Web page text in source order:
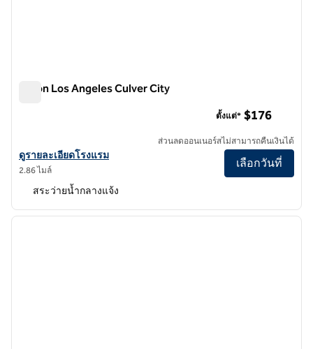
Hilton Los Angeles Culver City
ดูรายละเอียดโรงแรม Hilton Los Angeles Culver City
ดูรายละเอียดโรงแรม
2.86 ไมล์
ตั้งแต่* $176
ส่วนลดออนเนอร์สไม่สามารถคืนเงินได้
เลือกวันที่
สระว่ายน้ำกลางแจ้ง
1 จาก 12
ภาพถั